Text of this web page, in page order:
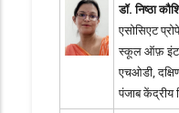
डॉ. निष्ठा
एसोसिएट
स्कूल ऑफ़
एचओडी,
पंजाब केंद्रीय